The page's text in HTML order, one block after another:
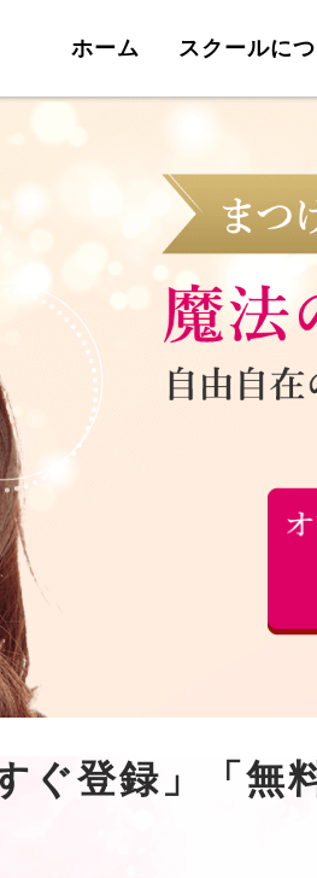
ホーム スクールに
ぐ登録」「無